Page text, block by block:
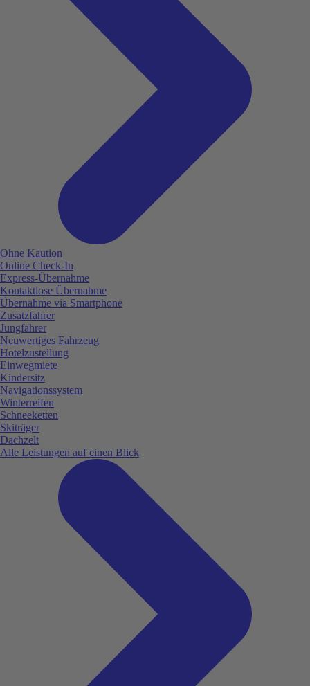
Ohne Kaution
Online Check-In
Express-Übernahme
Kontaktlose Übernahme
Übernahme via Smartphone
Zusatzfahrer
Jungfahrer
Neuwertiges Fahrzeug
Hotelzustellung
Einwegmiete
Kindersitz
Navigationssystem
Winterreifen
Schneeketten
Skiträger
Dachzelt
Alle Leistungen auf einen Blick